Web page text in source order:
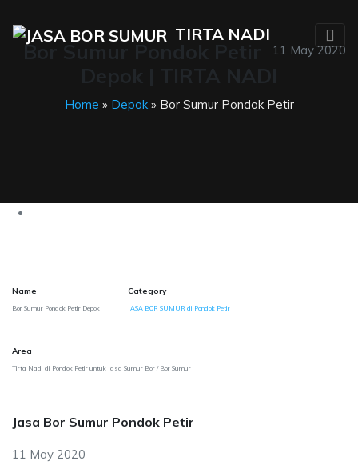
TIRTA NADI
11 May 2020
Bor Sumur Pondok Petir
Home » Depok» Bor Sumur Pondok Petir
Name
Bor Sumur Pondok Petir Depok
Category
JASA BOR SUMUR di Pondok Petir
Area
Tirta Nadi di Pondok Petir untuk Jasa Sumur Bor / Bor Sumur
Jasa Bor Sumur Pondok Petir
11 May 2020